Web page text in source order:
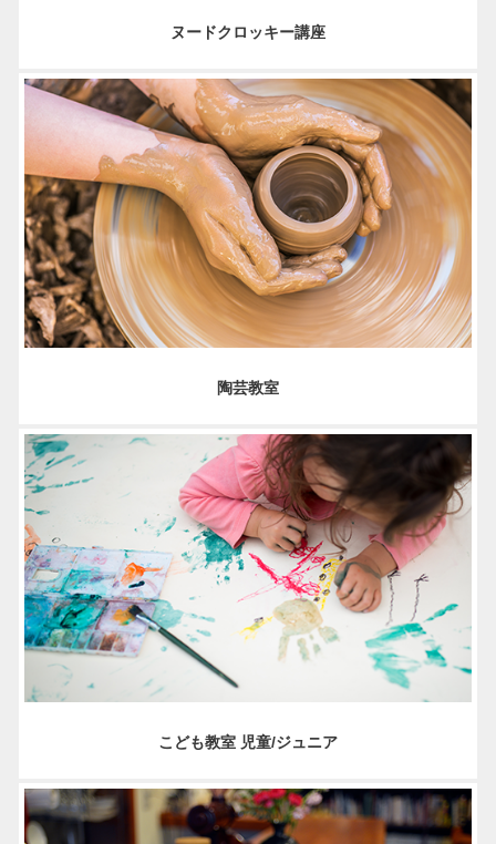
ヌードクロッキー講座
陶芸教室
こども教室 児童/ジュニア